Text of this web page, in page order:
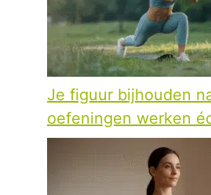
Je figuur bijhouden
oefeningen werken